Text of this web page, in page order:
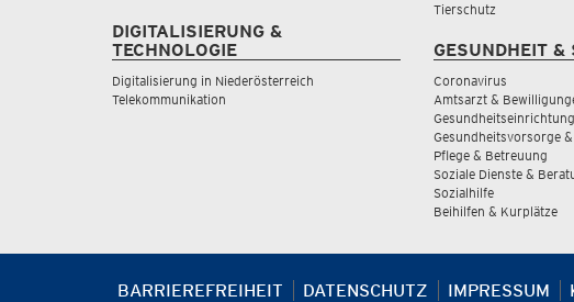
DIGITALISIERUNG &
TECHNOLOGIE
Digitalisierung in Niederösterreich
Telekommunikation
Tierschutz
GESUNDHEIT &
Coronavirus
Amtsarzt &
Gesundheitsvorsorge
Pflege & Betreuung
Soziale Dienste &
Sozialhilfe
Beihilfen & Kurplätze
BARRIEREFREIHEIT DATENSCHUTZ IMPRESSUM